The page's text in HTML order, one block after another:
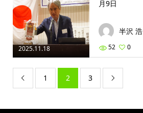
2025.11.18
月9日
半沢 浩
52 0
 1 2 3 